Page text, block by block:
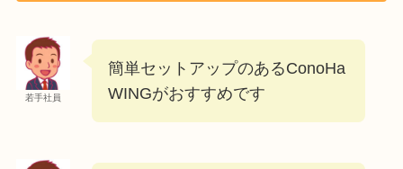
若手社員
簡単セットアップのあるConoHa
WINGがおすすめです